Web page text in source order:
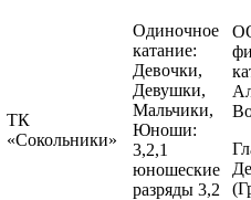
ТК
«Сокольники»
Одиночное
катание:
Девочки,
Девушки,
Мальчики,
Юноши:
3,2,1
юношеские
разряды 3,2